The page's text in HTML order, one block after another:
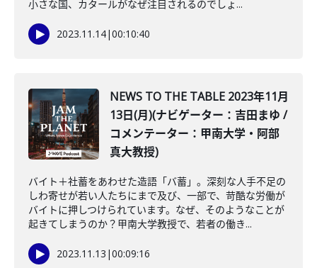
小さな国、カタールがなぜ注目されるのでしょ...
2023.11.14|00:10:40
NEWS TO THE TABLE 2023年11月
13日(月)(ナビゲーター：吉田まゆ /
コメンテーター：甲南大学・阿部
真大教授)
バイト＋社蓄をあわせた造語「バ蓄」。深刻な人手不足の
しわ寄せが若い人たちにまで及び、一部で、苛酷な労働が
バイトに押しつけられています。なぜ、そのようなことが
起きてしまうのか？甲南大学教授で、若者の働き...
2023.11.13 |00:09:16